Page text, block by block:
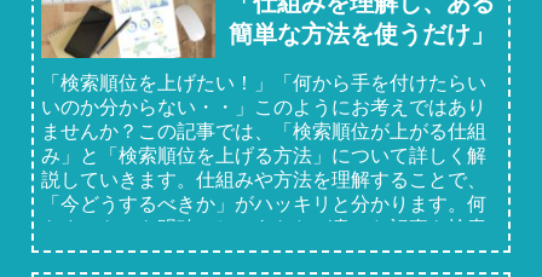
簡単な方法を使うだけ」
「検索順位を上げたい！」「何から手を付けたらい
いのか分からない・・」このようにお考えではあり
ませんか？この記事では、「検索順位が上がる仕組
み」と「検索順位を上げる方法」について詳しく解
説していきます。仕組みや方法を理解することで、
「今どうするべきか」がハッキリと分かります。何
をすべきかを明確にし、あなたが書いた記事を検索
順位1位へと押し上げましょう。